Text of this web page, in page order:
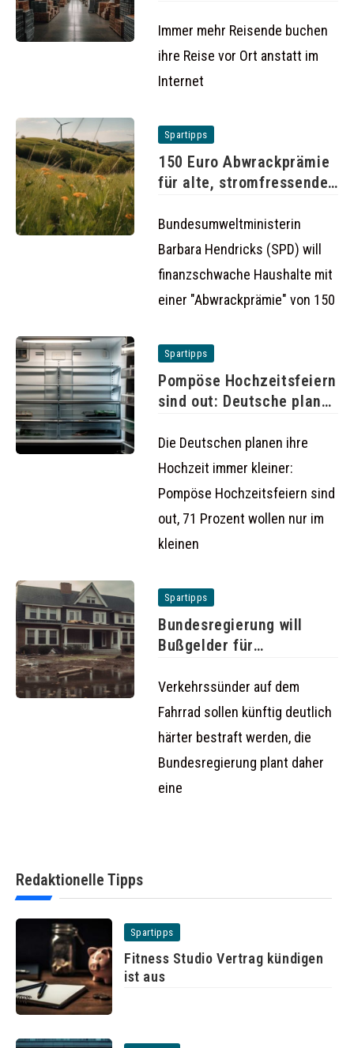
Immer mehr Reisende buchen
ihre Reise vor Ort anstatt im
Internet
Spartipps
150 Euro Abwrackprämie
für alte, stromfressende
Bundesumweltministerin
Barbara Hendricks (SPD) will
finanzschwache Haushalte mit
einer "Abwrackprämie" von 150
Spartipps
Pompöse Hochzeitsfeiern
sind out: Deutsche planen
Die Deutschen planen ihre
Hochzeit immer kleiner:
Pompöse Hochzeitsfeiern sind
out, 71 Prozent wollen nur im
kleinen
Spartipps
Bundesregierung will
Bußgelder für
Verkehrssünder auf dem
Fahrrad sollen künftig deutlich
härter bestraft werden, die
Bundesregierung plant daher
eine
Redaktionelle Tipps
Spartipps
Fitness Studio Vertrag kündigen
ist aus